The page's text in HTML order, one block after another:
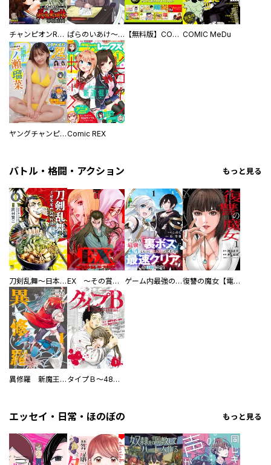
チャンピオンRED ぱらのいあけ～じ 【無料版】COMIC MeDu Invitation COMIC MeDu
ヤングチャンピオン烈Comic REX
バトル・格闘・アクション もっと見る
刀剣乱舞～日本号つれづれ酒～ EX ～その賞金稼ぎは、世界の出口を探す～【単行本版】 ゲーム内最強の『裏ボス』に転生したので、主人公の代わりに最速クリアを目指します！【電子単行本版】 復讐の魔女【電子単行本版】
異修羅 新魔王戦争 タイプＢ～48時間後、致死率100％～【単話】
エッセイ・日常・ほのぼの もっと見る